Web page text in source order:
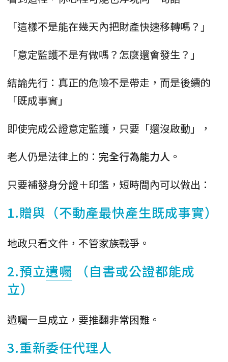
「這樣不是能在幾天內把財產快速移轉嗎？」
「意定監護不是有做嗎？怎麼還會發生？」
結論先行：真正的危險不是帶走，而是後續的
「既成事實」
即使完成公證意定監護，只要「還沒啟動」，
老人仍是法律上的： 完全行為能力人 。
只要補發身分證＋印鑑，短時間內可以做出：
1.贈與（不動產最快產生既成事實）
地政只看文件，不管家族戰爭。
2.預立遺囑
（自書或公證都能成
立）
遺囑一旦成立，要推翻非常困難。
3.重新委任代理人